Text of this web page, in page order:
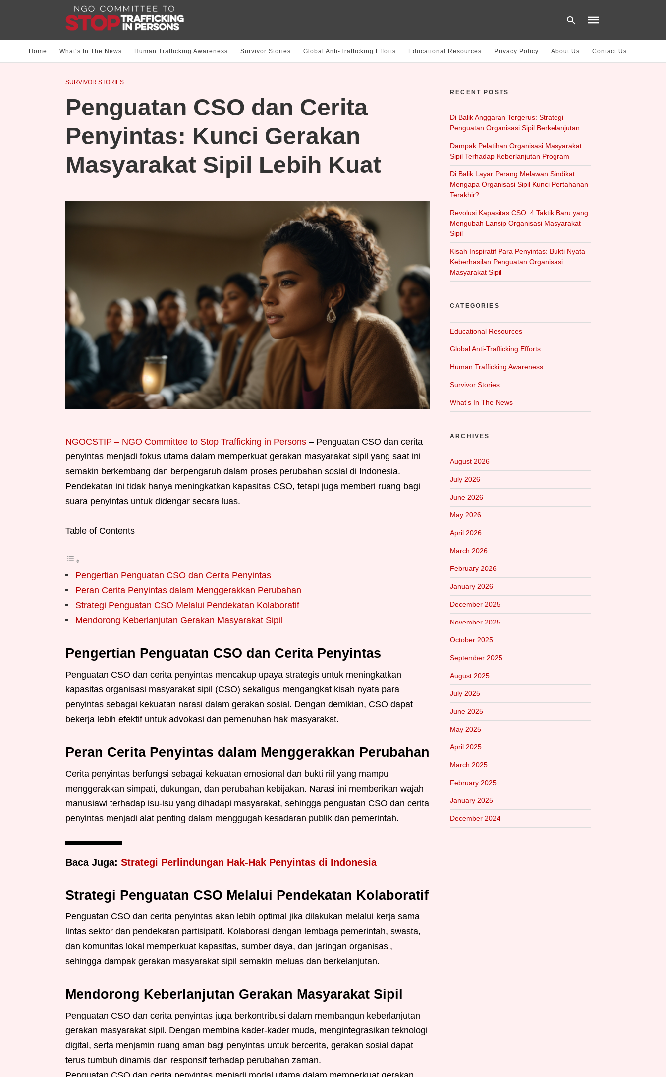
Home What‘s In The News Human Trafficking Awareness Survivor Stories Global Anti-Trafficking Efforts Educational Resources Privacy Policy About Us Contact Us
SURVIVOR STORIES
Penguatan CSO dan Cerita
Penyintas: Kunci Gerakan
Masyarakat Sipil Lebih Kuat
NGOCSTIP – NGO Committee to Stop Trafficking in Persons – Penguatan CSO dan cerita
penyintas menjadi fokus utama dalam memperkuat gerakan masyarakat sipil yang saat ini
semakin berkembang dan berpengaruh dalam proses perubahan sosial di Indonesia.
Pendekatan ini tidak hanya meningkatkan kapasitas CSO, tetapi juga memberi ruang bagi
suara penyintas untuk didengar secara luas.
Table of Contents
Pengertian Penguatan CSO dan Cerita Penyintas
Peran Cerita Penyintas dalam Menggerakkan Perubahan
Strategi Penguatan CSO Melalui Pendekatan Kolaboratif
Mendorong Keberlanjutan Gerakan Masyarakat Sipil
Pengertian Penguatan CSO dan Cerita Penyintas
Penguatan CSO dan cerita penyintas mencakup upaya strategis untuk meningkatkan
kapasitas organisasi masyarakat sipil (CSO) sekaligus mengangkat kisah nyata para
penyintas sebagai kekuatan narasi dalam gerakan sosial. Dengan demikian, CSO dapat
bekerja lebih efektif untuk advokasi dan pemenuhan hak masyarakat.
Peran Cerita Penyintas dalam Menggerakkan Perubahan
Cerita penyintas berfungsi sebagai kekuatan emosional dan bukti riil yang mampu
menggerakkan simpati, dukungan, dan perubahan kebijakan. Narasi ini memberikan wajah
manusiawi terhadap isu-isu yang dihadapi masyarakat, sehingga penguatan CSO dan cerita
penyintas menjadi alat penting dalam menggugah kesadaran publik dan pemerintah.
Baca Juga: Strategi Perlindungan Hak-Hak Penyintas di Indonesia
Strategi Penguatan CSO Melalui Pendekatan Kolaboratif
Penguatan CSO dan cerita penyintas akan lebih optimal jika dilakukan melalui kerja sama
lintas sektor dan pendekatan partisipatif. Kolaborasi dengan lembaga pemerintah, swasta,
dan komunitas lokal memperkuat kapasitas, sumber daya, dan jaringan organisasi,
sehingga dampak gerakan masyarakat sipil semakin meluas dan berkelanjutan.
Mendorong Keberlanjutan Gerakan Masyarakat Sipil
Penguatan CSO dan cerita penyintas juga berkontribusi dalam membangun keberlanjutan
gerakan masyarakat sipil. Dengan membina kader-kader muda, mengintegrasikan teknologi
digital, serta menjamin ruang aman bagi penyintas untuk bercerita, gerakan sosial dapat
terus tumbuh dinamis dan responsif terhadap perubahan zaman.
Penguatan CSO dan cerita penyintas menjadi modal utama dalam memperkuat gerakan
RECENT POSTS
Di Balik Anggaran Tergerus: Strategi
Penguatan Organisasi Sipil Berkelanjutan
Dampak Pelatihan Organisasi Masyarakat
Sipil Terhadap Keberlanjutan Program
Di Balik Layar Perang Melawan Sindikat:
Mengapa Organisasi Sipil Kunci Pertahanan
Terakhir?
Revolusi Kapasitas CSO: 4 Taktik Baru yang
Mengubah Lansip Organisasi Masyarakat
Sipil
Kisah Inspiratif Para Penyintas: Bukti Nyata
Keberhasilan Penguatan Organisasi
Masyarakat Sipil
CATEGORIES
Educational Resources
Global Anti-Trafficking Efforts
Human Trafficking Awareness
Survivor Stories
What‘s In The News
ARCHIVES
August 2026
July 2026
June 2026
May 2026
April 2026
March 2026
February 2026
January 2026
December 2025
November 2025
October 2025
September 2025
August 2025
July 2025
June 2025
May 2025
April 2025
March 2025
February 2025
January 2025
December 2024